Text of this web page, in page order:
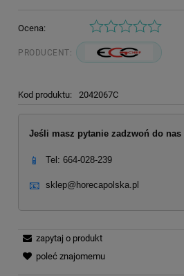
Ocena:
PRODUCENT:
Kod produktu: 2042067C
Jeśli masz pytanie zadzwoń do
📱 Tel: 664-028-239
📧 sklep@horecapolska.pl
zapytaj o produkt
poleć znajomemu